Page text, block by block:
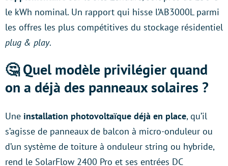
le kWh nominal. Un rapport qui hisse l’AB3000L parmi
les offres les plus compétitives du stockage résidentiel
plug & play.
🤔 Quel modèle privilégier quand
on a déjà des panneaux solaires ?
Une installation photovoltaïque déjà en place, qu’il
s’agisse de panneaux de balcon à micro-onduleur ou
d’un système de toiture à onduleur string ou hybride,
rend le SolarFlow 2400 Pro et ses entrées DC